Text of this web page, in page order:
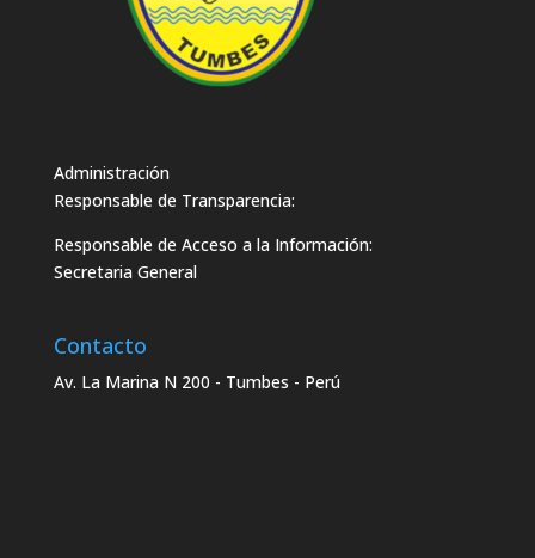
Administración
Responsable de Transparencia:
Responsable de Acceso a la Información:
Secretaria General
Contacto
Av. La Marina N 200 - Tumbes - Perú